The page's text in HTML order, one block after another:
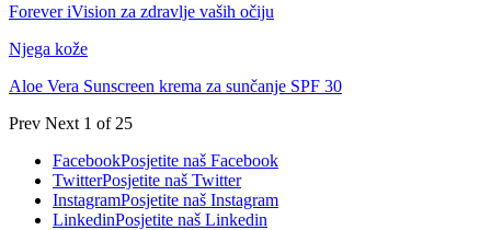
Forever iVision za zdravlje vaših očiju
Njega kože
Aloe Vera Sunscreen krema za sunčanje SPF 30
Prev Next 1 of 25
FacebookPosjetite naš Facebook
TwitterPosjetite naš Twitter
InstagramPosjetite naš Instagram
LinkedinPosjetite naš Linkedin